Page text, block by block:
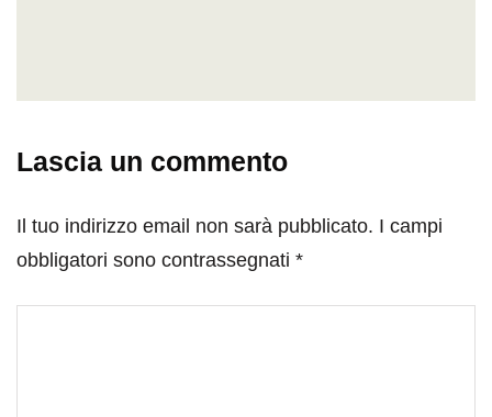
Lascia un commento
Il tuo indirizzo email non sarà pubblicato. I campi
obbligatori sono contrassegnati *